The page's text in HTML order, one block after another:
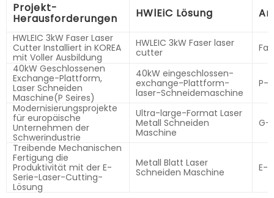
Projekt-
Herausforderungen HWlEiC Lösung
HWLEIC 3kW Faser Laser
Cutter Installiert in KOREA
mit Voller Ausbildung
HWLEIC 3kW Faser laser
cutter
40kW Geschlossenen
Exchange-Plattform,
Laser Schneiden
Maschine(P Seires)
40kW eingeschlossen-
exchange-Plattform-
laser-Schneidemaschine
P-
Modernisierungsprojekte
für europäische
Unternehmen der
Schwerindustrie
Ultra-large-Format Laser
Metall Schneiden
Maschine
G-
Treibende Mechanischen
Fertigung die
Produktivität mit der E-
Serie-Laser-Cutting-
Lösung
Metall Blatt Laser
Schneiden Maschine
E-